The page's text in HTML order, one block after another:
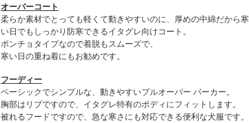
オーバーコート
柔らか素材でとっても軽くて動きやすいのに、厚めの中綿だから寒
い日でもしっかり防寒できるイタグレ向けコート。
ポンチョタイプなので着脱もスムーズで、
寒い日の重ね着にもお勧めです。
フーディー
ベーシックでシンプルな、動きやすいプルオーバー パーカー。
胸部はリブですので、イタグレ特有のボディにフィットします。
被れるフードですので、急な寒さにも対応できる便利な犬服です。